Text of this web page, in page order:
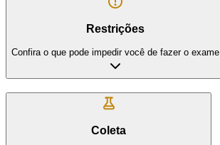
Restrições
Confira o que pode impedir você de fazer o exame
Coleta